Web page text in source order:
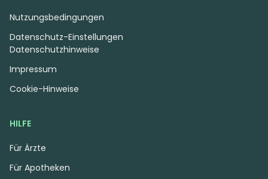
7.50 €
HILFE
Für Ärzte
Für Apotheken
Nutzungsbedingungen
Datenschutzhinweise
Impressum
Cookie-Hinweise
Datenschutz-Einstellungen